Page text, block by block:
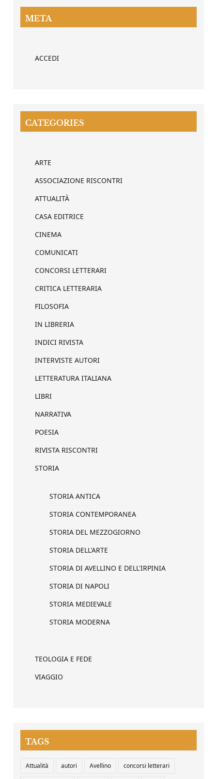
META
ACCEDI
CATEGORIES
ARTE
ASSOCIAZIONE RISCONTRI
ATTUALITÀ
CASA EDITRICE
CINEMA
COMUNICATI
CONCORSI LETTERARI
CRITICA LETTERARIA
FILOSOFIA
IN LIBRERIA
INDICI RIVISTA
INTERVISTE AUTORI
LETTERATURA ITALIANA
LIBRI
NARRATIVA
POESIA
RIVISTA RISCONTRI
STORIA
STORIA ANTICA
STORIA CONTEMPORANEA
STORIA DEL MEZZOGIORNO
STORIA DELL'ARTE
STORIA DI AVELLINO E DELL'IRPINIA
STORIA DI NAPOLI
STORIA MEDIEVALE
STORIA MODERNA
TEOLOGIA E FEDE
VIAGGIO
TAGS
Attualità autori Avellino concorsi letterari